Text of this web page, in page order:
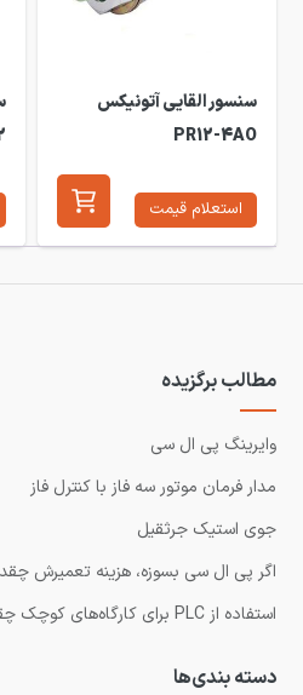
سنسور القایی آتونیکس
PR12-4AO
استعلام قیمت
مطالب برگزیده
وایرینگ پی ال سی
مدار فرمان موتور سه فاز با کنترل فاز
جوی استیک جرثقیل
اگر پی ال سی بسوزه، هزینه تعمیرش
استفاده از PLC برای کارگاه‌های کوچک چقدر هزینه داره؟
دسته بندی‌ها